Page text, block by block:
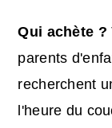
Qui achète ?
parents
recherchent
l'heure du